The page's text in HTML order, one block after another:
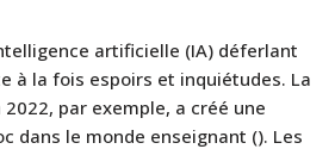
artificielle (IA) déferlant
à la fois espoirs et inquiétudes. La
par exemple, a créé une
dans le monde enseignant (). Les